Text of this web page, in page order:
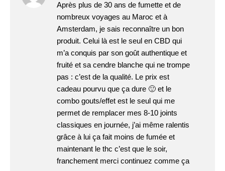
Après plus de 30 ans de fumette et de
nombreux voyages au Maroc et à
Amsterdam, je sais reconnaître un bon
produit. Celui là est le seul en CBD qui
m’a conquis par son goût authentique et
fruité et sa cendre blanche qui ne trompe
pas : c’est de la qualité. Le prix est
cadeau pourvu que ça dure 🙂 et le
combo gouts/effet est le seul qui me
permet de remplacer mes 8-10 joints
classiques en journée, j’ai même ralentis
grâce à lui ça fait moins de fumée et
maintenant le thc c’est que le soir,
franchement merci continuez comme ça